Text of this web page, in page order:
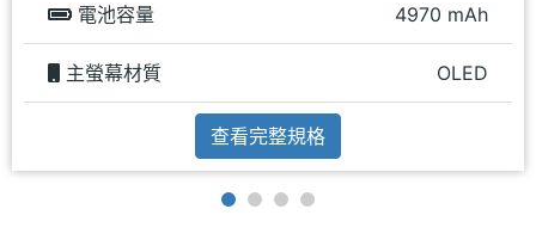
電池容量 4970 mAh
主螢幕材質 OLED
查看完整規格